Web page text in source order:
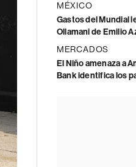
MÉXICO
Gastos del Mundial
Ollamani de Emilio
MERCADOS
El Niño amenaza a
Bank identifica los